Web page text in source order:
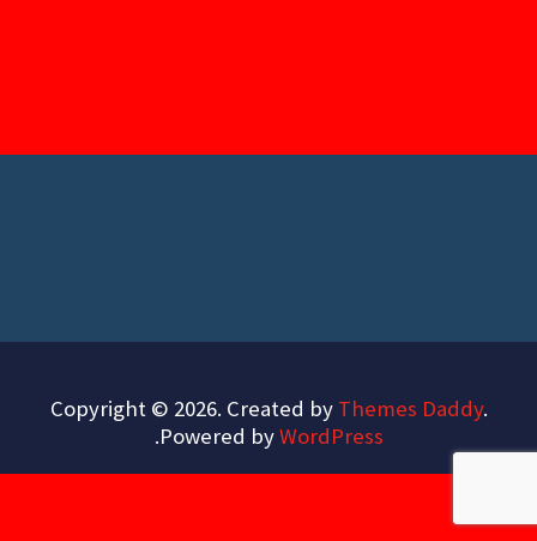
Copyright © 2026. Created by Themes Daddy.
Powered byWordPress
.